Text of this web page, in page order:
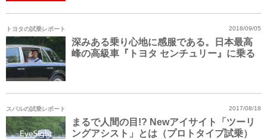
トヨタの試乗レポート 2018/09/05
深みある乗り心地に感服である。日本最高
峰の高級車『トヨタ センチュリー』に乗る
スバルの試乗レポート 2017/08/18
まるで人間の目!? Newアイサイト「ツーリ
ングアシスト」とは（プロトタイプ試乗）